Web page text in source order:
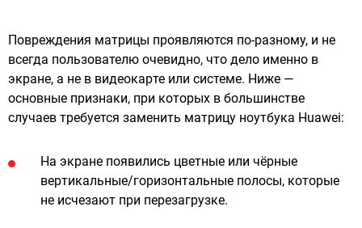
Повреждения матрицы проявляются по‑разному, и не
всегда пользователю очевидно, что дело именно в
экране, а не в видеокарте или системе. Ниже —
основные признаки, при которых в большинстве
случаев требуется заменить матрицу ноутбука Huawei:
На экране появились цветные или чёрные
вертикальные/горизонтальные полосы, которые
не исчезают при перезагрузке.